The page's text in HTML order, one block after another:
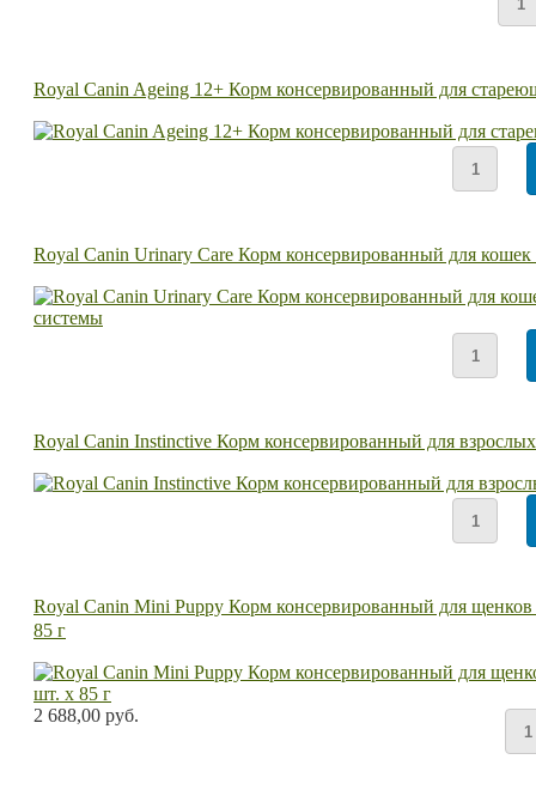
Royal Canin Ageing 12+ Корм консервированный для
Royal Canin Urinary Care Корм консервированный для
Royal Canin Instinctive Корм консервированный для
Royal Canin Mini Puppy Корм консервированный для щенков
85 г
2 688,00 руб.